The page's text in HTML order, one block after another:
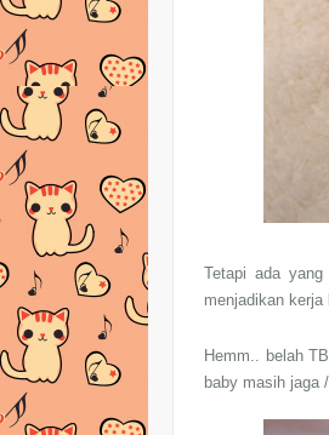
Tetapi ada
menjadikan
Hemm.. belah
baby masih jaga